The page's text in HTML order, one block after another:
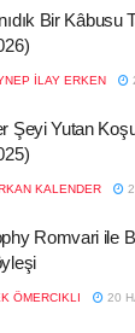
Bir
İLAY ERKEN
Şeyi Yutan
KALENDER
Romvari ile
ÖMERCIKLI 20